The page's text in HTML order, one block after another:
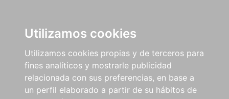
Utilizamos cookies
Utilizamos cookies propias y de terceros para
fines analíticos y mostrarle publicidad
relacionada con sus preferencias, en base a
un perfil elaborado a partir de su hábitos de